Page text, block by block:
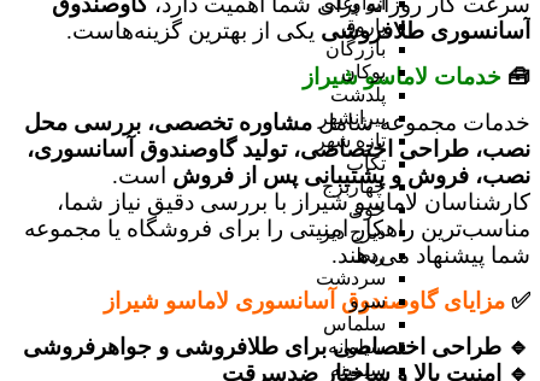
باروق
بازرگان
بوکان
پلدشت
پیرانشهر
تازه شهر
تکاب
چهاربرج
خوی
دیزج دیز
ربط
سردشت
سرو
سلماس
سیلوانه
سیمینه
آسانسوری طلافروشی یکی از بهترین گزینه‌هاست.
🧰 خدمات لاماسو شیراز
خدمات مجموعه شاملمشاوره تخصصی، بررسی محل
نصب، طراحی اختصاصی، تولید گاوصندوق آسانسوری،
نصب، فروش و پشتیبانی پس از فروش است.
کارشناسان لاماسو شیراز با بررسی دقیق نیاز شما،
مناسب‌ترین راهکار امنیتی را برای فروشگاه یا مجموعه
شما پیشنهاد می‌دهند.
✅ مزایای گاوصندوق آسانسوری لاماسو شیراز
🔹 طراحی اختصاصی برای طلافروشی و جواهرفروشی
🔹 امنیت بالا و ساختار ضدسرقت